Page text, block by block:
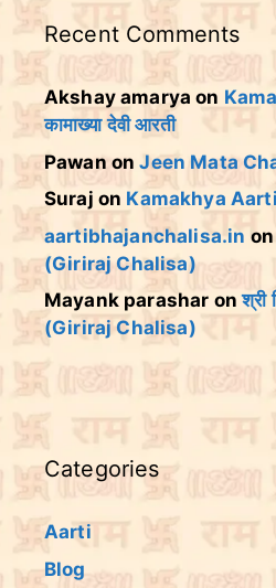
Recent Comments
Akshay amarya on
कामाख्या देवी आरती
PawanonJeen Mata
Suraj on Kamakhya Aarti-
aartibhajanchalisa.in
(Giriraj Chalisa)
Mayank parashar onश्री
(Giriraj Chalisa)
Categories
Aarti
Blog